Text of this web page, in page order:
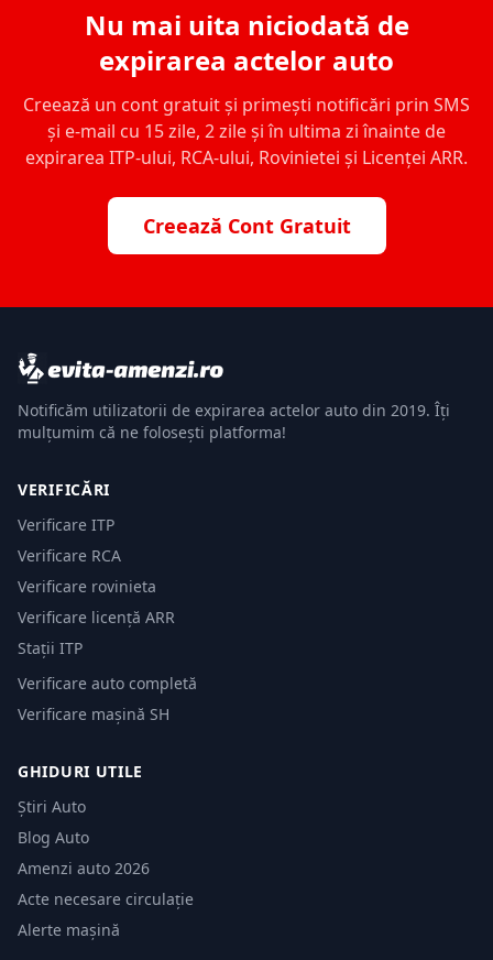
Nu mai uita niciodată de
expirarea actelor auto
Creează un cont gratuit și primești notificări prin SMS
și e-mail cu 15 zile, 2 zile și în ultima zi înainte de
expirarea ITP-ului, RCA-ului, Rovinietei și Licenței ARR.
Creează Cont Gratuit
Notificăm utilizatorii de expirarea actelor auto din 2019. Îți
mulțumim că ne folosești platforma!
VERIFICĂRI
Verificare ITP
Verificare RCA
Verificare rovinieta
Verificare licență ARR
Stații ITP
Verificare auto completă
Verificare mașină SH
GHIDURI UTILE
Știri Auto
Blog Auto
Amenzi auto 2026
Acte necesare circulație
Alerte mașină